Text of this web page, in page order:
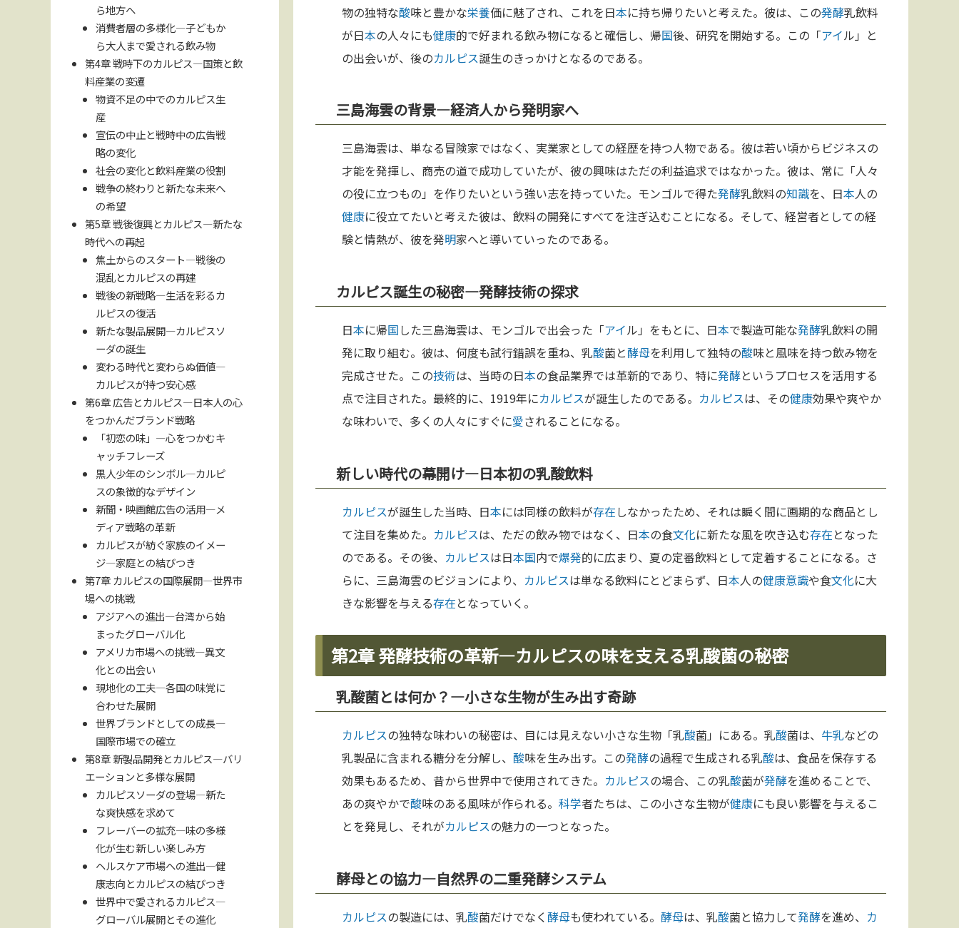
物の独特な酸味と豊かな栄養価に魅了され、これを日本に持ち帰りたいと考えた。彼は、この発酵乳飲料
が日本の人々にも健康的で好まれる飲み物になると確信し、帰国後、研究を開始する。この「アイル」と
の出会いが、後のカルピス誕生のきっかけとなるのである。
三島海雲の背景—経済人から発明家へ
三島海雲は、単なる冒険家ではなく、実業家としての経歴を持つ人物である。彼は若い頃からビジネスの
才能を発揮し、商売の道で成功していたが、彼の興味はただの利益追求ではなかった。彼は、常に「人々
の役に立つもの」を作りたいという強い志を持っていた。モンゴルで得た発酵乳飲料の知識を、日本人の
健康に役立てたいと考えた彼は、飲料の開発にすべてを注ぎ込むことになる。そして、経営者としての経
験と情熱が、彼を発明家へと導いていったのである。
カルピス誕生の秘密—発酵技術の探求
日本に帰国した三島海雲は、モンゴルで出会った「アイル」をもとに、日本で製造可能な発酵乳飲料の開
発に取り組む。彼は、何度も試行錯誤を重ね、乳酸菌と酵母を利用して独特の酸味と風味を持つ飲み物を
完成させた。この技術は、当時の日本の食品業界では革新的であり、特に発酵というプロセスを活用する
点で注目された。最終的に、1919年にカルピスが誕生したのである。 カルピスは、その健康効果や爽やか
な味わいで、多くの人々にすぐに愛されることになる。
新しい時代の幕開け—日本初の乳酸飲料
カルピスが誕生した当時、日本には同様の飲料が存在しなかったため、それは瞬く間に画期的な商品とし
て注目を集めた。 カルピスは、ただの飲み物ではなく、日本の食文化に新たな風を吹き込む存在となった
のである。その後、 カルピスは日本国内で爆発的に広まり、夏の定番飲料として定着することになる。さ
らに、三島海雲のビジョンにより、 カルピスは単なる飲料にとどまらず、日本人の健康意識や食文化に大
きな影響を与える存在となっていく。
第2章 発酵技術の革新—カルピスの味を支える乳酸菌の秘密
乳酸菌とは何か？—小さな生物が生み出す奇跡
カルピスの独特な味わいの秘密は、目には見えない小さな生物「乳酸菌」にある。乳酸菌は、 牛乳などの
乳製品に含まれる糖分を分解し、 酸味を生み出す。この発酵の過程で生成される乳酸は、食品を保存する
効果もあるため、昔から世界中で使用されてきた。 カルピスの場合、この乳酸菌が発酵を進めることで、
あの爽やかで酸味のある風味が作られる。 科学者たちは、この小さな生物が健康にも良い影響を与えるこ
とを発見し、それがカルピスの魅力の一つとなった。
酵母との協力—自然界の二重発酵システム
カルピスの製造には、乳酸菌だけでなく酵母も使われている。 酵母は、乳酸菌と協力して発酵を進め、 カ
ら地方へ
消費者層の多様化—子どもか
ら大人まで愛される飲み物
第4章 戦時下のカルピス—国策と飲
料産業の変遷
物資不足の中でのカルピス生
産
宣伝の中止と戦時中の広告戦
略の変化
社会の変化と飲料産業の役割
戦争の終わりと新たな未来へ
の希望
第5章 戦後復興とカルピス—新たな
時代への再起
焦土からのスタート—戦後の
混乱とカルピスの再建
戦後の新戦略—生活を彩るカ
ルピスの復活
新たな製品展開—カルピスソ
ーダの誕生
変わる時代と変わらぬ価値—
カルピスが持つ安心感
第6章 広告とカルピス—日本人の心
をつかんだブランド戦略
「初恋の味」—心をつかむキ
ャッチフレーズ
黒人少年のシンボル—カルピ
スの象徴的なデザイン
新聞・映画館広告の活用—メ
ディア戦略の革新
カルピスが紡ぐ家族のイメー
ジ—家庭との結びつき
第7章 カルピスの国際展開—世界市
場への挑戦
アジアへの進出—台湾から始
まったグローバル化
アメリカ市場への挑戦—異文
化との出会い
現地化の工夫—各国の味覚に
合わせた展開
世界ブランドとしての成長—
国際市場での確立
第8章 新製品開発とカルピス—バリ
エーションと多様な展開
カルピスソーダの登場—新た
な爽快感を求めて
フレーバーの拡充—味の多様
化が生む新しい楽しみ方
ヘルスケア市場への進出—健
康志向とカルピスの結びつき
世界中で愛されるカルピス—
グローバル展開とその進化